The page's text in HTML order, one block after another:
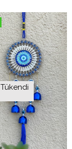
Tükendi